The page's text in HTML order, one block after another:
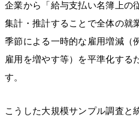
企業から「給与支払い名簿上の
集計・推計することで全体の就
季節による一時的な雇用増減（
雇用を増やす等）を平準化する
す。
こうした大規模サンプル調査と